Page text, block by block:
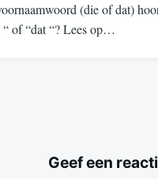
(die of dat)
of “dat “? Lees op…
Geef een